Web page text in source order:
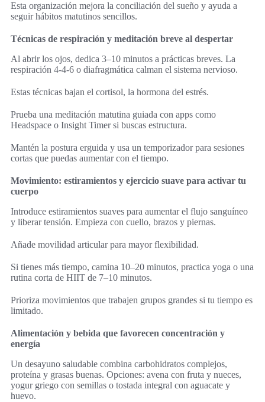
Esta organización mejora la conciliación del sueño y ayuda a
seguir hábitos matutinos sencillos.
Técnicas de respiración y meditación breve al despertar
Al abrir los ojos, dedica 3–10 minutos a prácticas breves. La
respiración 4-4-6 o diafragmática calman el sistema nervioso.
Estas técnicas bajan el cortisol, la hormona del estrés.
Prueba una meditación matutina guiada con apps como
Headspace o Insight Timer si buscas estructura.
Mantén la postura erguida y usa un temporizador para sesiones
cortas que puedas aumentar con el tiempo.
Movimiento: estiramientos y ejercicio suave para activar tu
cuerpo
Introduce estiramientos suaves para aumentar el flujo sanguíneo
y liberar tensión. Empieza con cuello, brazos y piernas.
Añade movilidad articular para mayor flexibilidad.
Si tienes más tiempo, camina 10–20 minutos, practica yoga o una
rutina corta de HIIT de 7–10 minutos.
Prioriza movimientos que trabajen grupos grandes si tu tiempo es
limitado.
Alimentación y bebida que favorecen concentración y
energía
Un desayuno saludable combina carbohidratos complejos,
proteína y grasas buenas. Opciones: avena con fruta y nueces,
yogur griego con semillas o tostada integral con aguacate y
huevo.